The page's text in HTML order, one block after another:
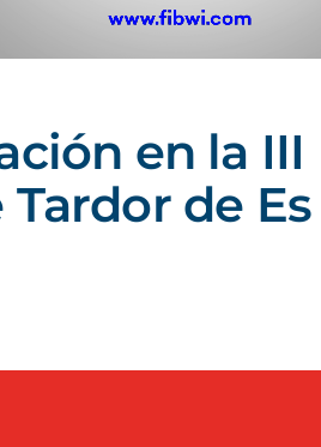
en la III
de Es